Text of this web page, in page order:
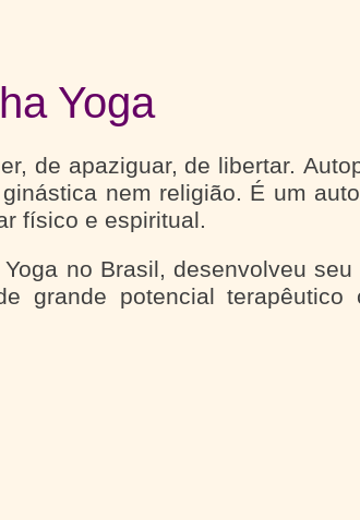
Yoga
de apaziguar, de libertar.
nem religião. É um
físico e espiritual.
no Brasil, desenvolveu
grande potencial